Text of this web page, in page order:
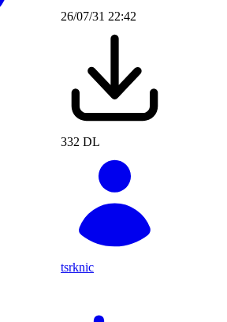
26/07/31 22:42
332 DL
tsrknic